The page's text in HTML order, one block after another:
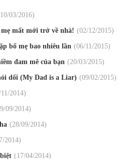
10/03/2016
mất mới trở về nhà! 02/12/2015
bố mẹ bao nhiêu lần 06/11 /2015
đam mê của bạn 20/03/2015
dối (My Dad is a Liar) 09/02/2015
/2014
/09/2014
28/09/2014
/2014
17/04/2014
2019 22
/02/2026
mới 2026
/02/2024
2024
/2023